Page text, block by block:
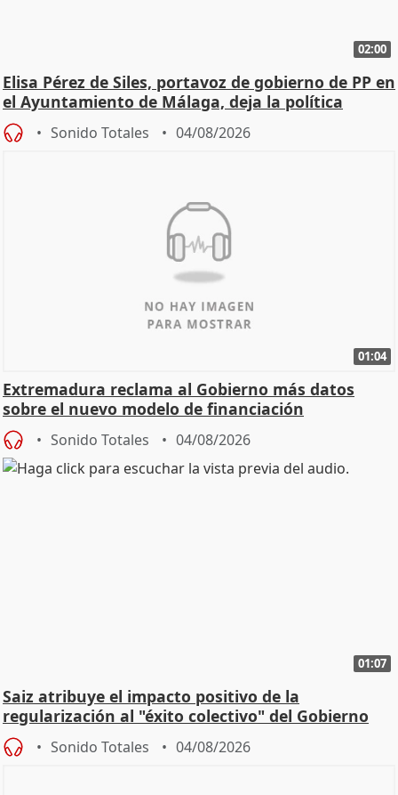
02:00
Elisa Pérez de Siles, portavoz de gobierno de PP en
el Ayuntamiento de Málaga, deja la política
Sonido Totales 04/08/2026
01:04
Extremadura reclama al Gobierno más datos
sobre el nuevo modelo de financiación
Sonido Totales 04/08/2026
01:07
Saiz atribuye el impacto positivo de la
regularización al "éxito colectivo" del Gobierno
Sonido Totales 04/08/2026